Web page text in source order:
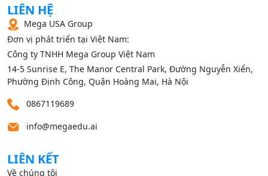
LIÊN HỆ
Mega USA Group
Đơn vị phát triển tại Việt Nam:
Công ty TNHH Mega Group Việt Nam
14‑5 Sunrise E, The Manor Central Park, Đường Nguyễn Xiển,
Phường Định Công, Quận Hoàng Mai, Hà Nội
0867119689
info@megaedu.ai
LIÊN KẾT
Về chúng tôi